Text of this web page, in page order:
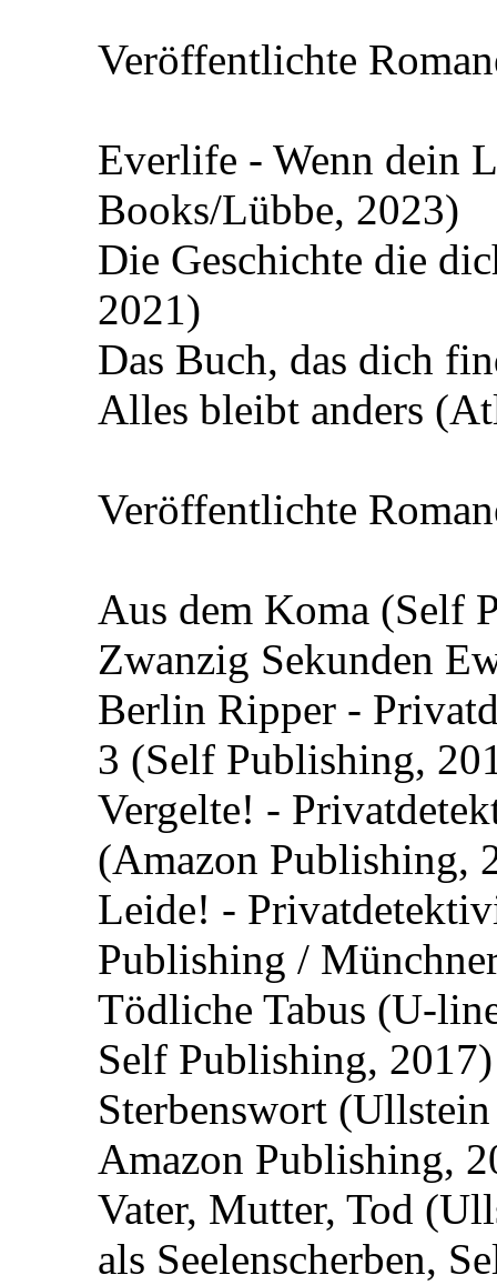
Veröffentlichte
Everlife - Wenn dein
Books/Lübbe, 2023)
Die Geschichte die
2021)
Das Buch, das dich
Alles bleibt anders
Veröffentlichte
Aus dem Koma (Self
Zwanzig Sekunden
Berlin Ripper -
3 (Self Publishing,
Vergelte! -
(Amazon Publishing,
Leide! -
Publishing /
Tödliche Tabus (U-
Self Publishing, 2017)
Sterbenswort
Amazon Publishing,
Vater, Mutter, Tod
als Seelenscherben,